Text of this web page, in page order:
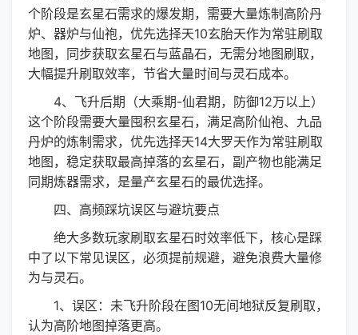
个阶段是玄星石需求的爆发期，需要大量炼制高阶丹
炉、器炉与仙袍，优先选择天10玄胎天作为常驻刷取
地图，同步获取玄星石与蓝晶石，无需分地图刷取，
大幅提升刷取效率，节省大量时间与灵石成本。
4、飞升后期（大乘期-仙君期，防御12万以上）
这个阶段需要大量囤积玄星石，满足高阶仙袍、九品
丹炉的炼制需求，优先选择天14大罗天作为常驻刷取
地图，稳定获取最高掉落的玄星石，副产物也能满足
同期炼器需求，是量产玄星石的最优选择。
四、高频踩坑误区与避坑要点
绝大多数玩家刷取玄星石时效率低下，核心是踩
中了以下常见误区，必须提前规避，避免浪费大量修
为与灵石。
1、误区：未飞升阶段在图10无间地狱反复刷取，
认为高阶地图掉落更高。